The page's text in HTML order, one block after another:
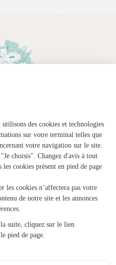
relivré.
n'est pas conforme à
livrons gratuitement et
excuses !